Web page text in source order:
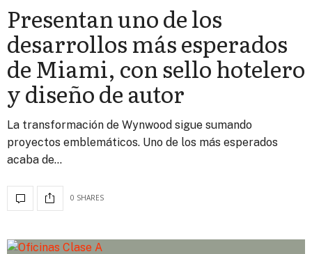
Presentan uno de los
desarrollos más esperados
de Miami, con sello hotelero
y diseño de autor
La transformación de Wynwood sigue sumando
proyectos emblemáticos. Uno de los más esperados
acaba de…
0 SHARES